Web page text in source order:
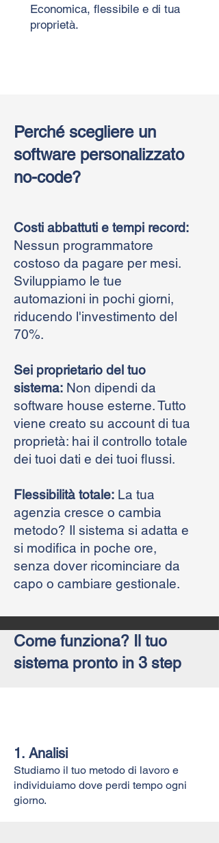
Economica, flessibile e di tua
proprietà.
Perché scegliere un
software personalizzato
no-code?
Costi abbattuti e tempi record:
Nessun programmatore
costoso da pagare per mesi.
Sviluppiamo le tue
automazioni in pochi giorni,
riducendo l'investimento del
70%.
Sei proprietario del tuo
sistema: Non dipendi da
software house esterne. Tutto
viene creato su account di tua
proprietà: hai il controllo totale
dei tuoi dati e dei tuoi flussi.
Flessibilità totale: La tua
agenzia cresce o cambia
metodo? Il sistema si adatta e
si modifica in poche ore,
senza dover ricominciare da
capo o cambiare gestionale.
Come funziona? Il tuo
sistema pronto in 3 step
1. Analisi
Studiamo il tuo metodo di lavoro e
individuiamo dove perdi tempo ogni
giorno.